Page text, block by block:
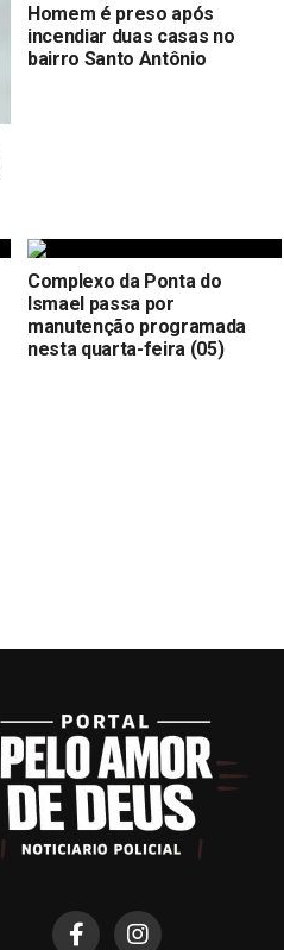
Homem é preso após
incendiar duas casas no
bairro Santo Antônio
Complexo da Ponta do
Ismael passa por
manutenção programada
nesta quarta-feira (05)